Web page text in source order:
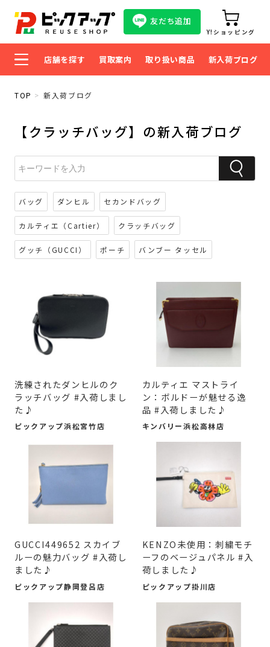
友だち追加
Y!ショッピング
店舗を探す 買取案内 取り扱い商品 新入荷ブログ
TOP 新入荷ブログ
【クラッチバッグ】の新入荷ブログ
バッグ ダンヒル セカンドバッグ
カルティエ（Cartier） クラッチバッグ
グッチ（GUCCI） ポーチ バンブー タッセル
洗練されたダンヒルのク
ラッチバッグ #入荷しまし
た♪
ピックアップ浜松宮竹店
カルティエ マストライ
ン：ボルドーが魅せる逸
品 #入荷しました♪
キンバリー浜松高林店
GUCCI449652 スカイブ
ルーの魅力バッグ #入荷し
ました♪
ピックアップ静岡登呂店
KENZO未使用：刺繍モチ
ーフのベージュパネル #入
荷しました♪
ピックアップ掛川店